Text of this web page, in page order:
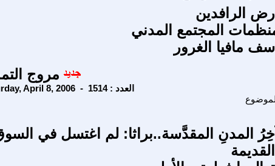
ارض الرافدين
المجتمع المدني
أسف مافيا الغرور
مروج
Saturday - Saturday, April 8, 2006 - العدد : 1514
آخِرُ المدنِ المقدَّسة..براثا: لم اغتسل في
القديمة